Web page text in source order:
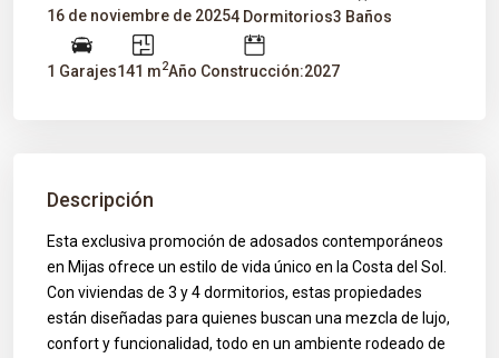
16 de noviembre de 20254 Dormitorios3 Baños
1 Garajes141 m2Año Construcción:2027
Descripción
Esta exclusiva promoción de adosados contemporáneos
en Mijas ofrece un estilo de vida único en la Costa del Sol.
Con viviendas de 3 y 4 dormitorios, estas propiedades
están diseñadas para quienes buscan una mezcla de lujo,
confort y funcionalidad, todo en un ambiente rodeado de